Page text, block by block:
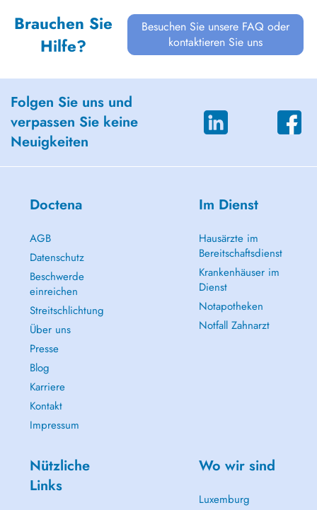
Brauchen Sie
Hilfe?
Besuchen Sie unsere FAQ oder
kontaktieren Sie uns
Folgen Sie uns und
verpassen Sie keine
Neuigkeiten
Doctena
AGB
Datenschutz
Beschwerde
einreichen
Streitschlichtung
Über uns
Presse
Blog
Karriere
Kontakt
Impressum
Im Dienst
Hausärzte im
Bereitschaftsdienst
Krankenhäuser im
Dienst
Notapotheken
Notfall Zahnarzt
Nützliche
Links
Wo wir sind
Luxemburg